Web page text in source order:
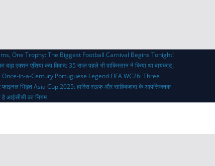
One Trophy: The Biggest Football Carnival Begins Tonight!
बड़ा एक्शनएशिया कप विवाद: 35 साल पहले भी पाकिस्तान ने किया था बायकाट,
Once-in-a-Century Portuguese Legend FIFA WC26: Three
फाइनल भिंड़तAsia Cup 2025: हारिस रऊफ और साहिबजादा के आपत्तिजनक
है आईसीसी का नियम